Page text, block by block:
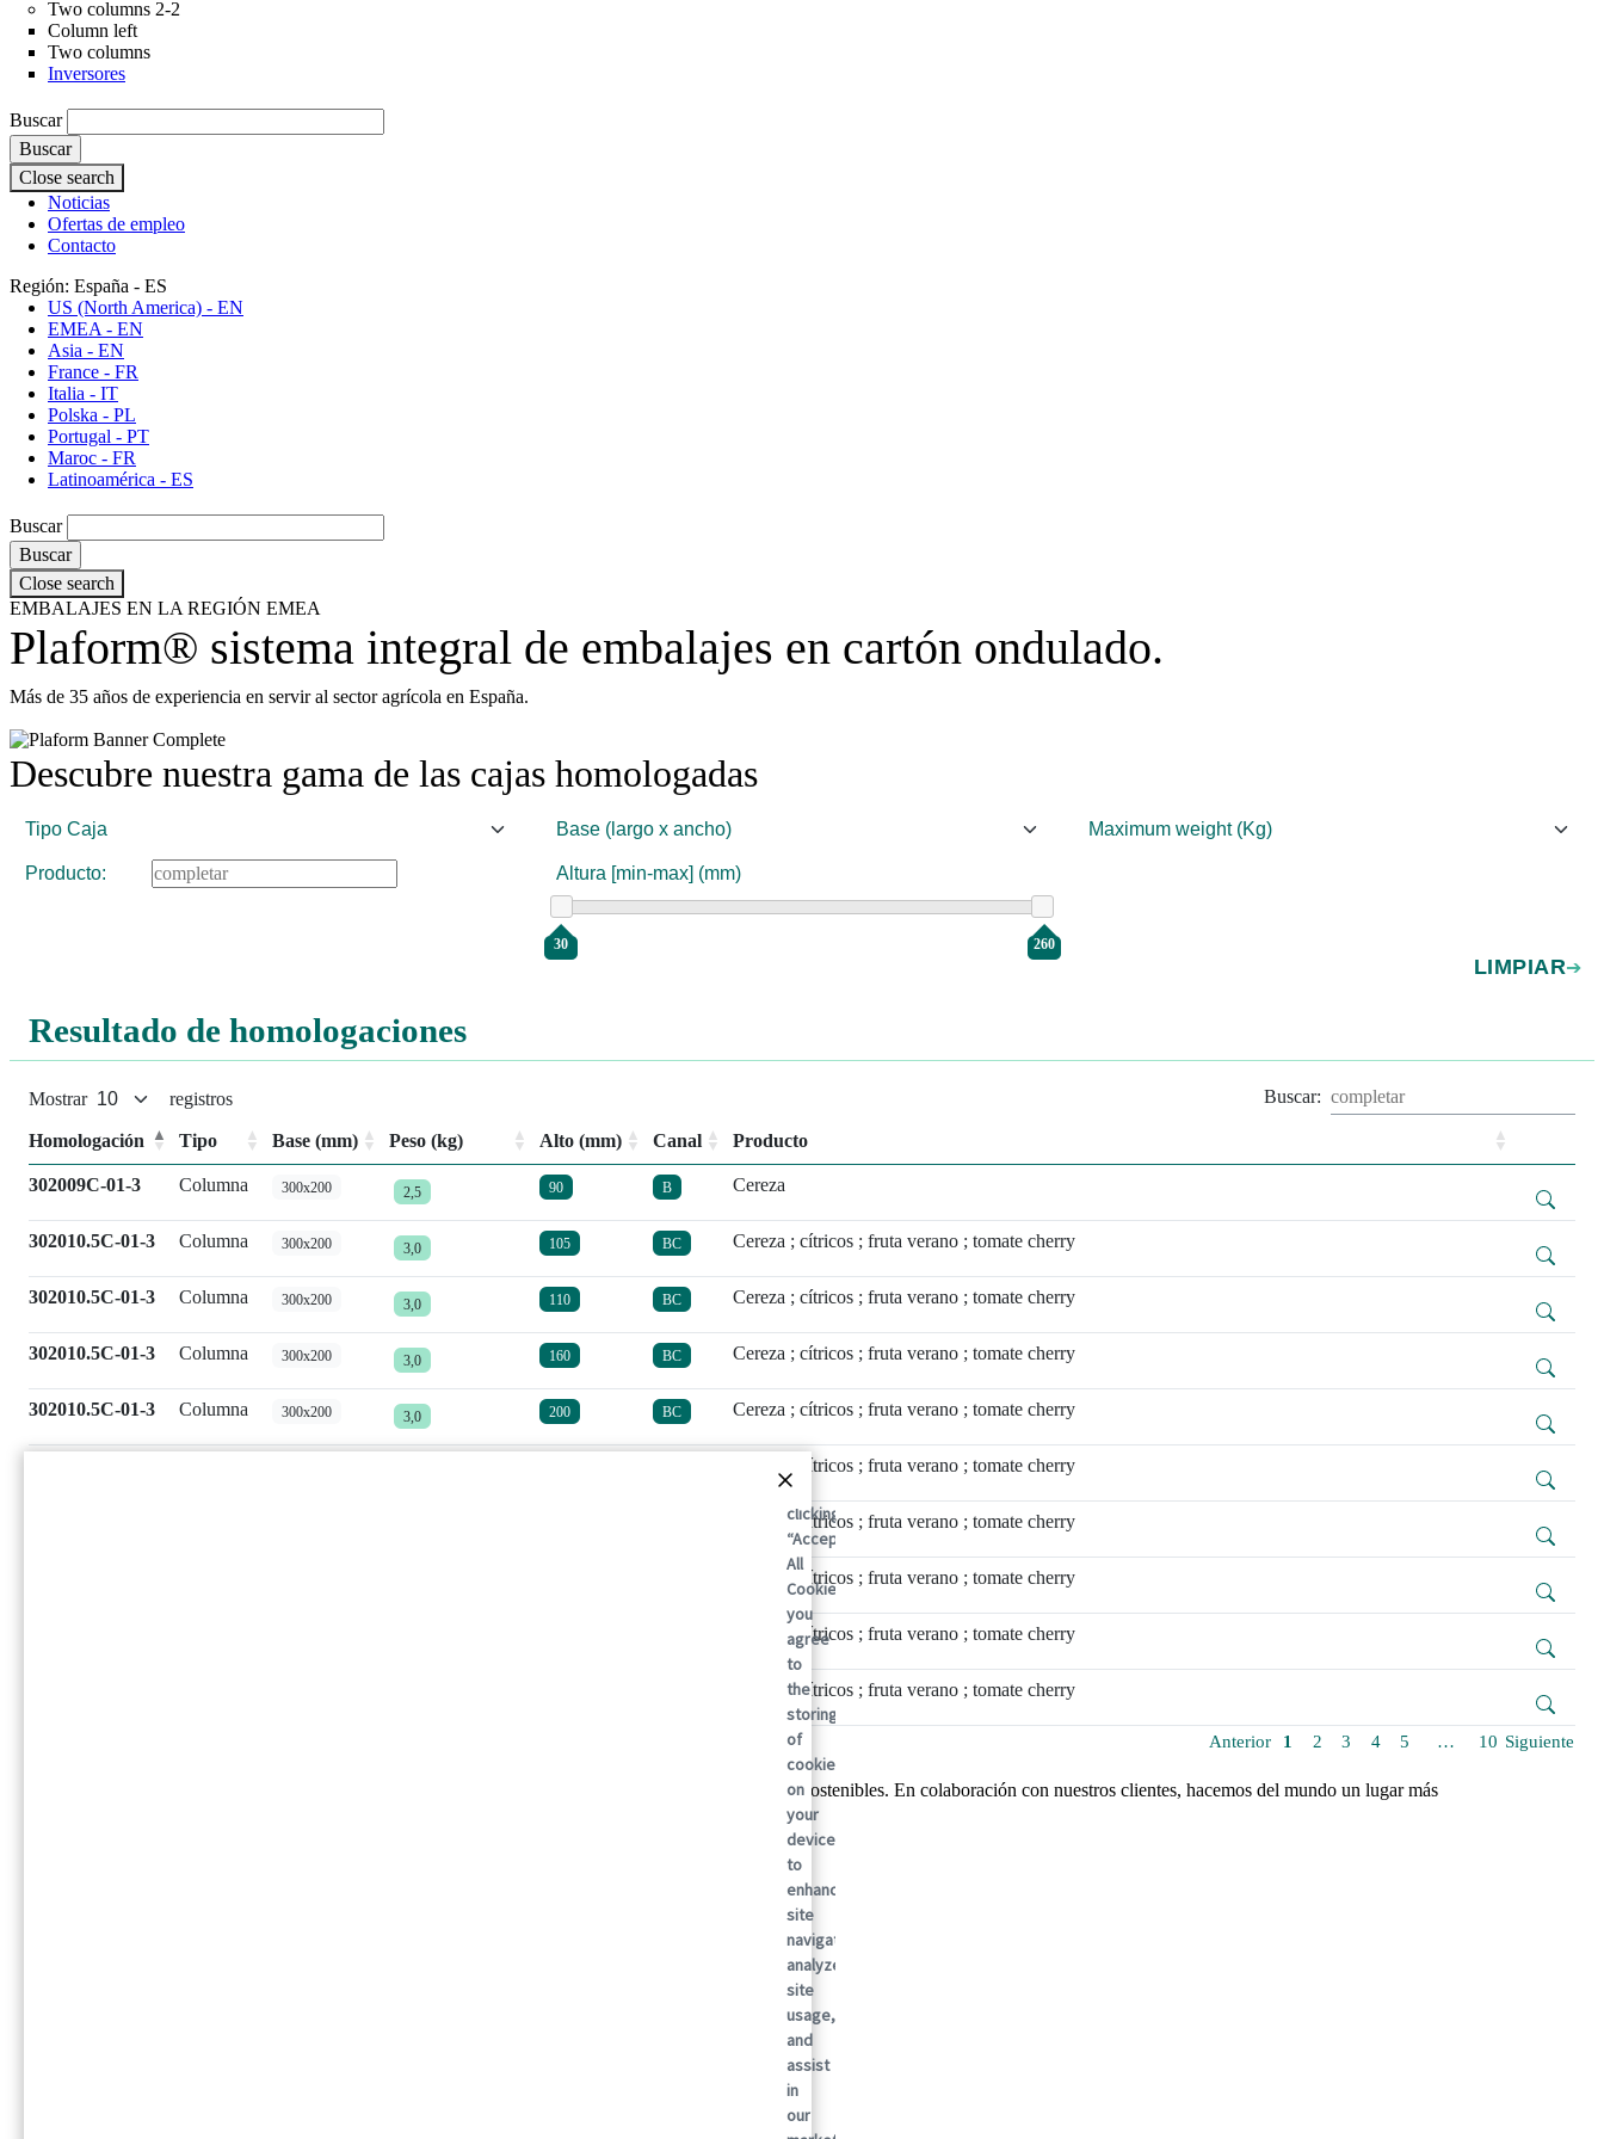
Two columns 2-2
Column left
Two columns
Inversores
Buscar
Close search
Header utility - ES
Noticias
Ofertas de empleo
Contacto
Región: España - ES
US (North America) - EN
EMEA - EN
Asia - EN
France - FR
Italia - IT
Polska - PL
Portugal - PT
Maroc - FR
Latinoamérica - ES
Buscar
Close search
EMBALAJES EN LA REGIÓN EMEA
Plaform® sistema integral de embalajes en cartón ondulado.
Más de 35 años de experiencia en servir al sector agrícola en España.
Descubre nuestra gama de las cajas homologadas
Producto: Altura [min-max] (mm)
30 260
LIMPIAR➔
Resultado de homologaciones
Mostrar registros Buscar:
Homologación Tipo Base (mm) Peso (kg) Alto (mm) Canal Producto
302009C-01-3 Columna 300x200 2,5 90 B Cereza
302010.5C-01-3 Columna 300x200 3,0 105 BC Cereza ; cítricos ; fruta verano ; tomate cherry
302010.5C-01-3 Columna 300x200 3,0 110 BC Cereza ; cítricos ; fruta verano ; tomate cherry
302010.5C-01-3 Columna 300x200 3,0 160 BC Cereza ; cítricos ; fruta verano ; tomate cherry
302010.5C-01-3 Columna 300x200 3,0 200 BC Cereza ; cítricos ; fruta verano ; tomate cherry
Cereza ; cítricos ; fruta verano ; tomate cherry
Cereza ; cítricos ; fruta verano ; tomate cherry
Cereza ; cítricos ; fruta verano ; tomate cherry
Cereza ; cítricos ; fruta verano ; tomate cherry
Cereza ; cítricos ; fruta verano ; tomate cherry
Anterior 1 2 3 4 5 … 10 Siguiente
International Paper (NYSE: IP; LSE: IPC) es el líder mundial en soluciones de embalaje sostenibles. En colaboración con nuestros clientes, hacemos del mundo un lugar más
By
clicking
“Accept
All
Cookies”,
you
agree
to
the
storing
of
cookies
on
your
device
to
enhance
site
navigation,
analyze
site
usage,
and
assist
in
our